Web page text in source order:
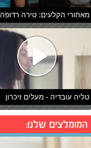
מאחורי הקלעים: טירה רדופה
טליה עובדיה - מעלים זיכרון
המומלצים שלנו: